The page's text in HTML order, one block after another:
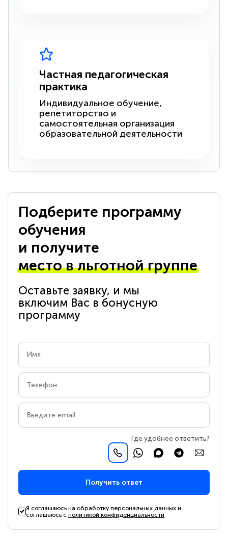
Частная педагогическая
практика
Индивидуальное обучение,
репетиторство и
самостоятельная организация
образовательной деятельности
Подберите программу
обучения
и получите
место в льготной группе
Оставьте заявку, и мы
включим Вас в бонусную
программу
Где удобнее ответить?
Получить ответ
Я соглашаюсь на обработку персональных данных и
соглашаюсь сполитикой конфиденциальности